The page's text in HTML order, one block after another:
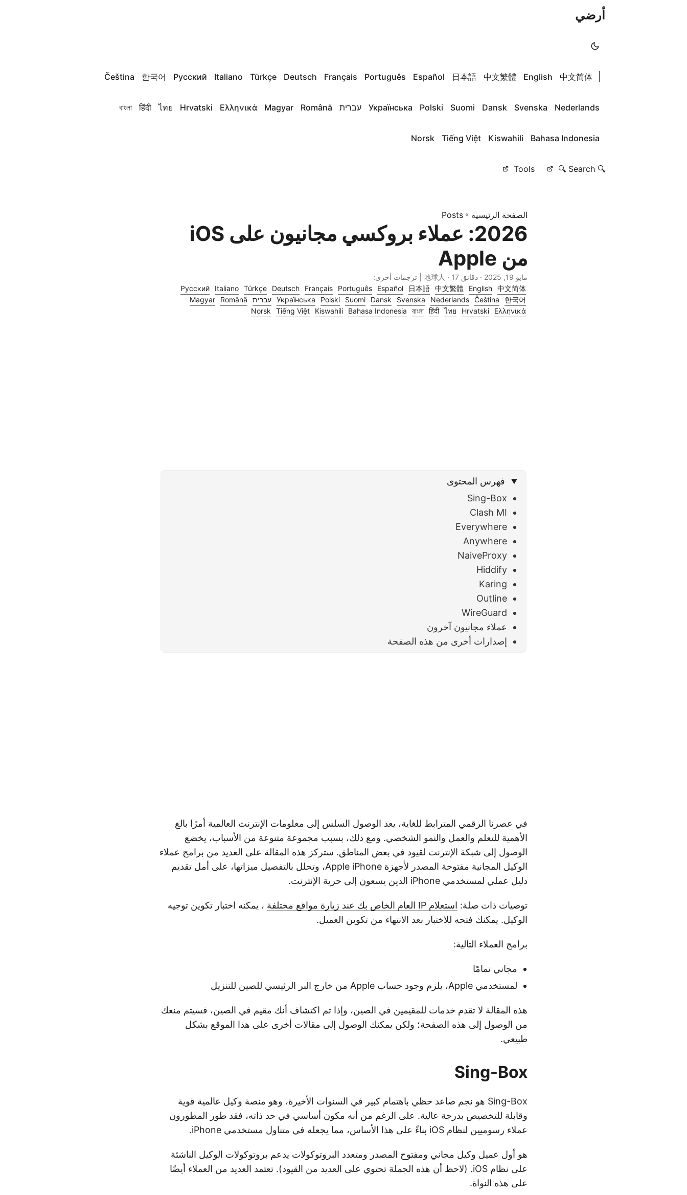
أرضي
中文简体
English
中文繁體
日本語
Español
Português
Français
Deutsch
Türkçe
Italiano
Русский
한국어
Čeština
Nederlands
Svenska
Dansk
Suomi
Polski
Українська עברית Română
Magyar
Ελληνικά
Hrvatski
ไทย
हिंदी
বাংলা
Bahasa Indonesia
Kiswahili
Tiếng Việt
Norsk
🔍 Search 🔍
Tools
الصفحة الرئيسية »
Posts
2026: عملاء بروكسي مجانيون على iOS
من Apple
مايو 19, 2025
· دقائق 17 · 地球人 | ترجمات أخرى:
中文简体
English
中文繁體
日本語
Español
Português
Français
Deutsch
Türkçe
Italiano
Русский
한국어
Čeština
Nederlands
Svenska
Dansk
Suomi
Polski
Українська עברית Română
Magyar
Ελληνικά
Hrvatski
ไทย
हिंदी
বাংলা
Bahasa Indonesia
Kiswahili
Tiếng Việt
Norsk
فهرس المحتوى
Sing-Box
Clash MI
Everywhere
Anywhere
NaiveProxy
Hiddify
Karing
Outline
WireGuard
عملاء مجانيون آخرون
إصدارات أخرى من هذه الصفحة
في عصرنا الرقمي المترابط للغاية، يعد الوصول السلس إلى معلومات الإنترنت العالمية أمرًا بالغ
الأهمية للتعلم والعمل والنمو الشخصي. ومع ذلك، بسبب مجموعة متنوعة من الأسباب، يخضع
الوصول إلى شبكة الإنترنت لقيود في بعض المناطق. ستركز هذه المقالة على العديد من برامج عملاء
الوكيل المجانية مفتوحة المصدر لأجهزة Apple iPhone، وتحلل بالتفصيل ميزاتها، على أمل تقديم
دليل عملي لمستخدمي iPhone الذين يسعون إلى حرية الإنترنت.
توصيات ذات صلة: استعلام IP العام الخاص بك عند زيارة مواقع مختلفة
، يمكنه اختبار تكوين توجيه
الوكيل. يمكنك فتحه للاختبار بعد الانتهاء من تكوين العميل.
برامج العملاء التالية:
مجاني تمامًا
لمستخدمي Apple، يلزم وجود حساب Apple من خارج البر الرئيسي للصين للتنزيل
هذه المقالة لا تقدم خدمات للمقيمين في الصين، وإذا تم اكتشاف أنك مقيم في الصين، فسيتم منعك
من الوصول إلى هذه الصفحة؛ ولكن يمكنك الوصول إلى مقالات أخرى على هذا الموقع بشكل
طبيعي.
Sing-Box
Sing-Box هو نجم صاعد حظي باهتمام كبير في السنوات الأخيرة، وهو منصة وكيل عالمية قوية
وقابلة للتخصيص بدرجة عالية. على الرغم من أنه مكون أساسي في حد ذاته، فقد طور المطورون
عملاء رسوميين لنظام iOS بناءً على هذا الأساس، مما يجعله في متناول مستخدمي iPhone.
هو أول عميل وكيل مجاني ومفتوح المصدر ومتعدد البروتوكولات يدعم بروتوكولات الوكيل الناشئة
على نظام iOS. (لاحظ أن هذه الجملة تحتوي على العديد من القيود). تعتمد العديد من العملاء أيضًا
على هذه النواة.